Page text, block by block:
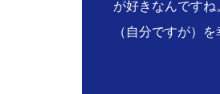
が好きなんです
（自分ですが）